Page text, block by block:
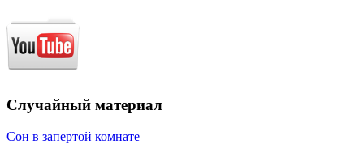
Случайный материал
Сон в запертой комнате